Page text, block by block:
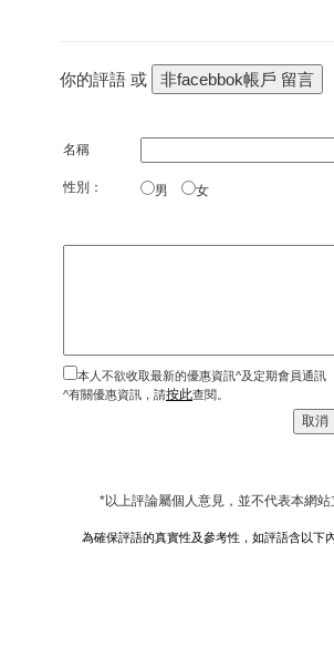
你的評語 或
名稱
性別： 男 女
本人不欲收取最新的優惠資訊^及定期會員通訊
^有關優惠資訊，請按此查閱。
*以上評論屬個人意見，並不代表本網
為確保評語的真實性及參考性，如評語含以下